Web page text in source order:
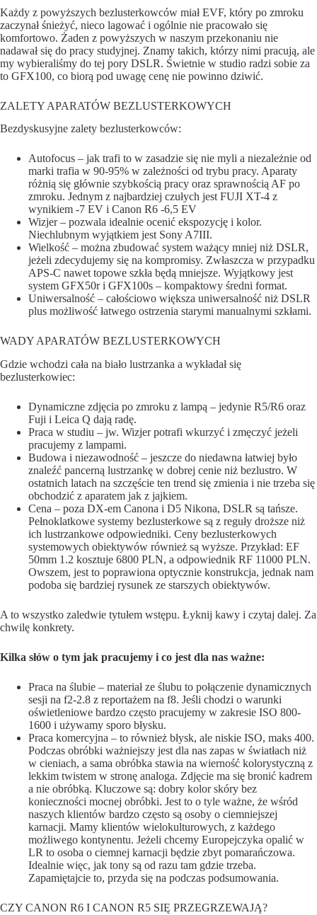
Każdy z powyższych bezlusterkowców miał EVF, który po zmroku
zaczynał śnieżyć, nieco lagować i ogólnie nie pracowało się
komfortowo. Żaden z powyższych w naszym przekonaniu nie
nadawał się do pracy studyjnej. Znamy takich, którzy nimi pracują, ale
my wybieraliśmy do tej pory DSLR. Świetnie w studio radzi sobie za
to GFX100, co biorą pod uwagę cenę nie powinno dziwić.
ZALETY APARATÓW BEZLUSTERKOWYCH
Bezdyskusyjne zalety bezlusterkowców:
Autofocus – jak trafi to w zasadzie się nie myli a niezależnie od
marki trafia w 90-95% w zależności od trybu pracy. Aparaty
różnią się głównie szybkością pracy oraz sprawnością AF po
zmroku. Jednym z najbardziej czułych jest FUJI XT-4 z
wynikiem -7 EV i Canon R6 -6,5 EV
Wizjer – pozwala idealnie ocenić ekspozycję i kolor.
Niechlubnym wyjątkiem jest Sony A7III.
Wielkość – można zbudować system ważący mniej niż DSLR,
jeżeli zdecydujemy się na kompromisy. Zwłaszcza w przypadku
APS-C nawet topowe szkła będą mniejsze. Wyjątkowy jest
system GFX50r i GFX100s – kompaktowy średni format.
Uniwersalność – całościowo większa uniwersalność niż DSLR
plus możliwość łatwego ostrzenia starymi manualnymi szkłami.
WADY APARATÓW BEZLUSTERKOWYCH
Gdzie wchodzi cała na biało lustrzanka a wykładał się
bezlusterkowiec:
Dynamiczne zdjęcia po zmroku z lampą – jedynie R5/R6 oraz
Fuji i Leica Q dają radę.
Praca w studiu – jw. Wizjer potrafi wkurzyć i zmęczyć jeżeli
pracujemy z lampami.
Budowa i niezawodność – jeszcze do niedawna łatwiej było
znaleźć pancerną lustrzankę w dobrej cenie niż bezlustro. W
ostatnich latach na szczęście ten trend się zmienia i nie trzeba się
obchodzić z aparatem jak z jajkiem.
Cena – poza DX-em Canona i D5 Nikona, DSLR są tańsze.
Pełnoklatkowe systemy bezlusterkowe są z reguły droższe niż
ich lustrzankowe odpowiedniki. Ceny bezlusterkowych
systemowych obiektywów również są wyższe. Przykład: EF
50mm 1.2 kosztuje 6800 PLN, a odpowiednik RF 11000 PLN.
Owszem, jest to poprawiona optycznie konstrukcja, jednak nam
podoba się bardziej rysunek ze starszych obiektywów.
A to wszystko zaledwie tytułem wstępu. Łyknij kawy i czytaj dalej. Za
chwilę konkrety.
Kilka słów o tym jak pracujemy i co jest dla nas ważne:
Praca na ślubie – materiał ze ślubu to połączenie dynamicznych
sesji na f2-2.8 z reportażem na f8. Jeśli chodzi o warunki
oświetleniowe bardzo często pracujemy w zakresie ISO 800-
1600 i używamy sporo błysku.
Praca komercyjna – to również błysk, ale niskie ISO, maks 400.
Podczas obróbki ważniejszy jest dla nas zapas w światłach niż
w cieniach, a sama obróbka stawia na wierność kolorystyczną z
lekkim twistem w stronę analoga. Zdjęcie ma się bronić kadrem
a nie obróbką. Kluczowe są: dobry kolor skóry bez
konieczności mocnej obróbki. Jest to o tyle ważne, że wśród
naszych klientów bardzo często są osoby o ciemniejszej
karnacji. Mamy klientów wielokulturowych, z każdego
możliwego kontynentu. Jeżeli chcemy Europejczyka opalić w
LR to osoba o ciemnej karnacji będzie zbyt pomarańczowa.
Idealnie więc, jak tony są od razu tam gdzie trzeba.
Zapamiętajcie to, przyda się na podczas podsumowania.
CZY CANON R6 I CANON R5 SIĘ PRZEGRZEWAJĄ?